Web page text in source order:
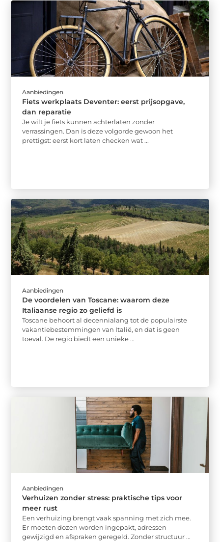
Aanbiedingen
Fiets werkplaats Deventer: eerst prijsopgave,
dan reparatie
Je wilt je fiets kunnen achterlaten zonder
verrassingen. Dan is deze volgorde gewoon het
prettigst: eerst kort laten checken wat ...
Aanbiedingen
De voordelen van Toscane: waarom deze
Italiaanse regio zo geliefd is
Toscane behoort al decennialang tot de populairste
vakantiebestemmingen van Italië, en dat is geen
toeval. De regio biedt een unieke ...
Aanbiedingen
Verhuizen zonder stress: praktische tips voor
meer rust
Een verhuizing brengt vaak spanning met zich mee.
Er moeten dozen worden ingepakt, adressen
gewijzigd en afspraken geregeld. Zonder structuur ...